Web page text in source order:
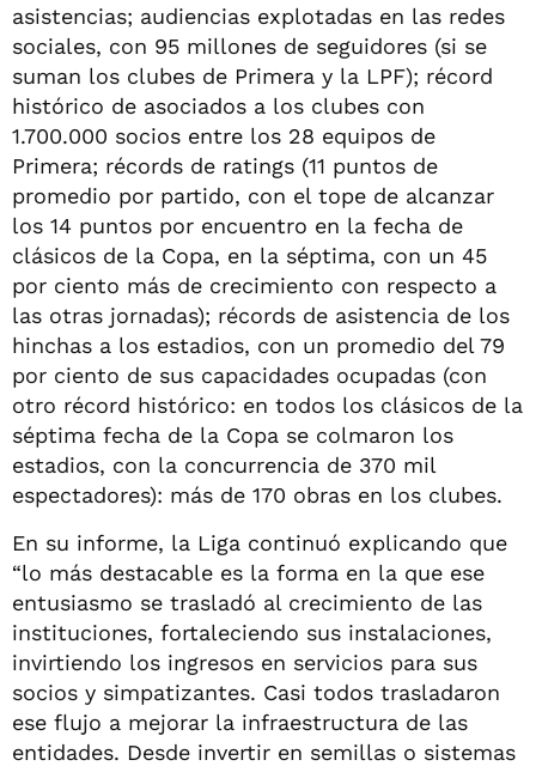
asistencias; audiencias explotadas en las redes
sociales, con 95 millones de seguidores (si se
suman los clubes de Primera y la LPF); récord
histórico de asociados a los clubes con
1.700.000 socios entre los 28 equipos de
Primera; récords de ratings (11 puntos de
promedio por partido, con el tope de alcanzar
los 14 puntos por encuentro en la fecha de
clásicos de la Copa, en la séptima, con un 45
por ciento más de crecimiento con respecto a
las otras jornadas); récords de asistencia de los
hinchas a los estadios, con un promedio del 79
por ciento de sus capacidades ocupadas (con
otro récord histórico: en todos los clásicos de la
séptima fecha de la Copa se colmaron los
estadios, con la concurrencia de 370 mil
espectadores): más de 170 obras en los clubes.
En su informe, la Liga continuó explicando que
“lo más destacable es la forma en la que ese
entusiasmo se trasladó al crecimiento de las
instituciones, fortaleciendo sus instalaciones,
invirtiendo los ingresos en servicios para sus
socios y simpatizantes. Casi todos trasladaron
ese flujo a mejorar la infraestructura de las
entidades. Desde invertir en semillas o sistemas